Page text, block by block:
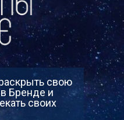
свою
Бренде и
своих